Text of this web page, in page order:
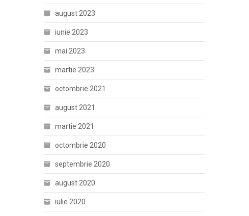
august 2023
iunie 2023
mai 2023
martie 2023
octombrie 2021
august 2021
martie 2021
octombrie 2020
septembrie 2020
august 2020
iulie 2020